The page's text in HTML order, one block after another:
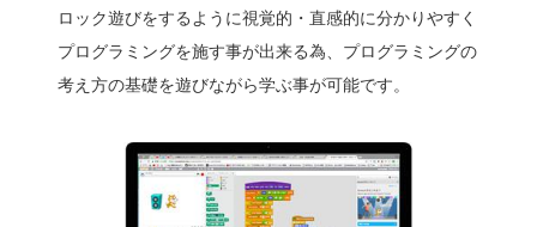
ロック遊びをするように視覚的・直感的に分かりやすく
プログラミングを施す事が出来る為、プログラミングの
考え方の基礎を遊びながら学ぶ事が可能です。